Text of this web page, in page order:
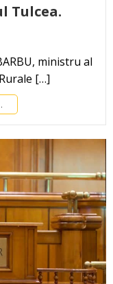
Tulcea.
ministru al
[…]